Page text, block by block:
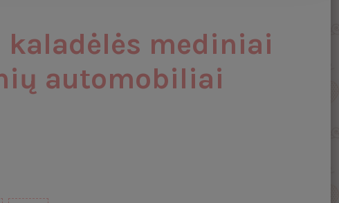
kaladėlės mediniai
automobiliai